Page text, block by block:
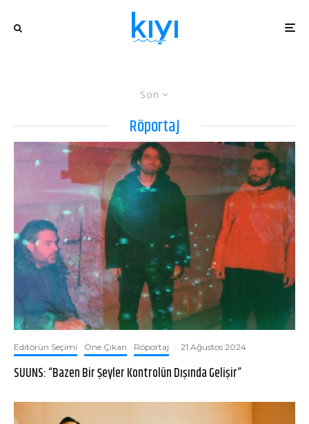
Son
Röportaj
Editörün Seçimi Öne Çıkan Röportaj · 21 Ağustos 2024
SUUNS: “Bazen Bir Şeyler Kontrolün Dışında Gelişir”